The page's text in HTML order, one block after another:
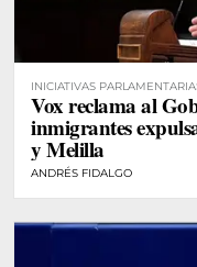
INICIATIVAS
Vox reclama al
inmigrantes
y Melilla
ANDRÉS FIDALGO